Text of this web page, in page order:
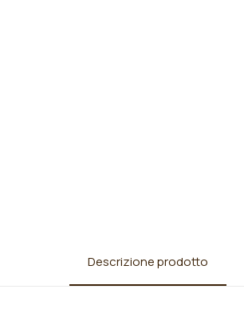
Descrizione prodotto